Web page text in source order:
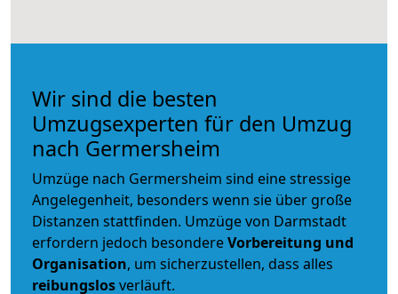
Wir sind die besten
Umzugsexperten für den Umzug
nach Germersheim
Umzüge nach Germersheim sind eine stressige
Angelegenheit, besonders wenn sie über große
Distanzen stattfinden. Umzüge von Darmstadt
erfordern jedoch besondereVorbereitung und
Organisation, um sicherzustellen, dass alles
reibungslosverläuft.